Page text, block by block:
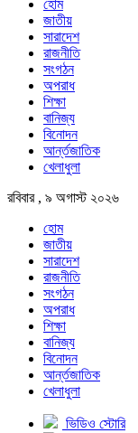
হোম
জাতীয়
সারাদেশ
রাজনীতি
সংগঠন
অপরাধ
শিক্ষা
বানিজ্য
বিনোদন
আর্ন্তজাতিক
খেলাধুলা
রবিবার , ৯ অগাস্ট ২০২৬
হোম
জাতীয়
সারাদেশ
রাজনীতি
সংগঠন
অপরাধ
শিক্ষা
বানিজ্য
বিনোদন
আর্ন্তজাতিক
খেলাধুলা
ভিডিও স্টোরি